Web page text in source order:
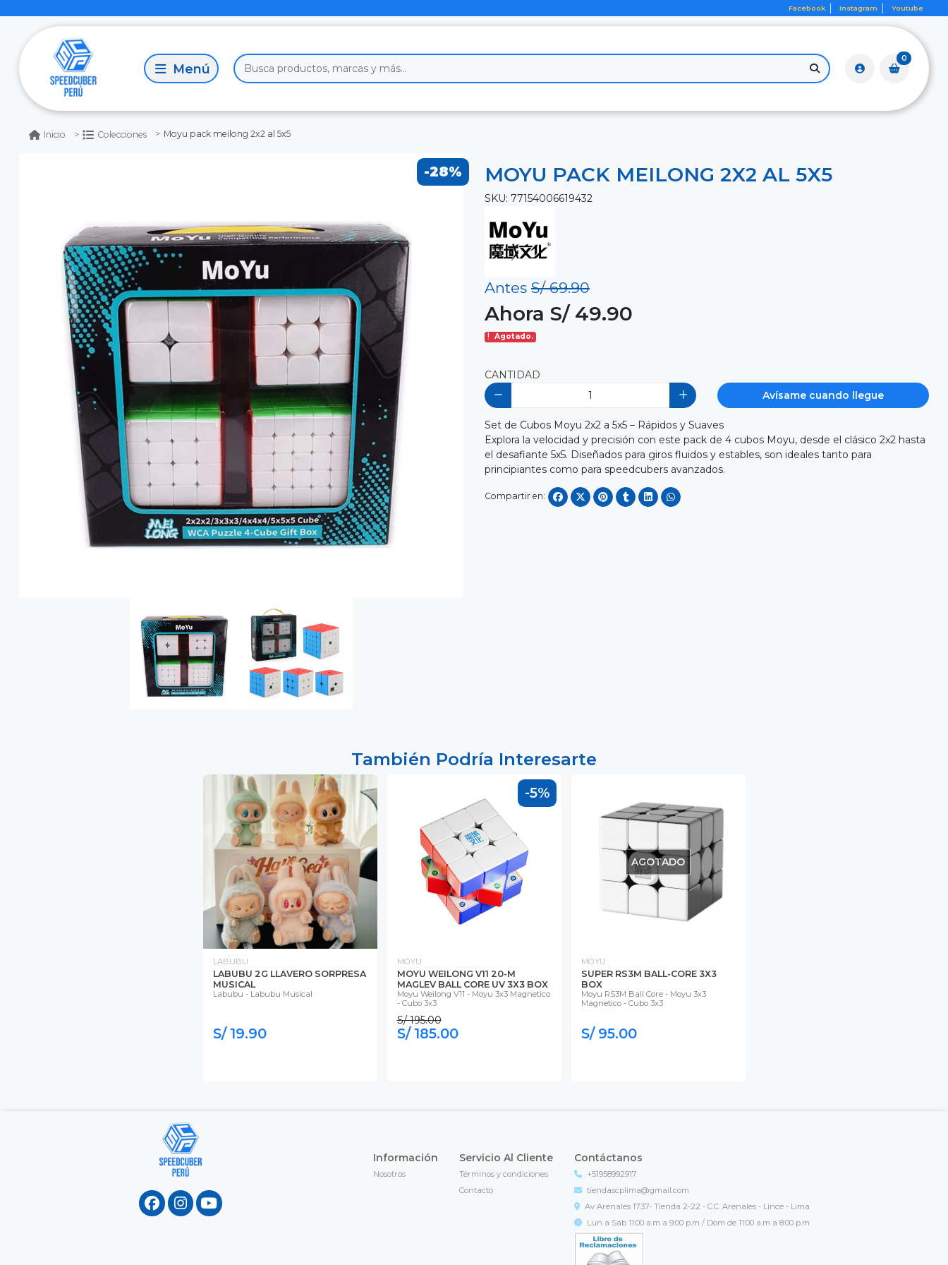
Facebook Instagram Youtube
0
Inicio Colecciones Moyu pack meilong 2x2 al 5x5
-28% MOYU PACK MEILONG 2X2 AL 5X5
SKU: 77154006619432
Antes S/ 69.90
Ahora S/ 49.90
Agotado.
CANTIDAD
Avísame cuando llegue
Set de Cubos Moyu 2x2 a 5x5 – Rápidos y Suaves
Explora la velocidad y precisión con este pack de 4 cubos Moyu, desde el clásico 2x2 hasta
el desafiante 5x5. Diseñados para giros fluidos y estables, son ideales tanto para
principiantes como para speedcubers avanzados.
Compartir en:
También Podría Interesarte
LABUBU
LABUBU 2G LLAVERO SORPRESA
MUSICAL
Labubu - Labubu Musical
S/ 19.90
-5%
MOYU
MOYU WEILONG V11 20-M
MAGLEV BALL CORE UV 3X3 BOX
Moyu Weilong V11 - Moyu 3x3 Magnetico
- Cubo 3x3
S/ 195.00
S/ 185.00
AGOTADO
MOYU
SUPER RS3M BALL-CORE 3X3
BOX
Moyu RS3M Ball Core - Moyu 3x3
Magnetico - Cubo 3x3
S/ 95.00
Información
Nosotros
Servicio Al Cliente
Términos y condiciones
Contacto
Contáctanos
+51958992917
tiendascplima@gmail.com
Av Arenales 1737- Tienda 2-22 - C.C. Arenales - Lince - Lima
Lun a Sab 11:00 a.m a 9:00 p.m / Dom de 11:00 a.m a 8:00 p.m